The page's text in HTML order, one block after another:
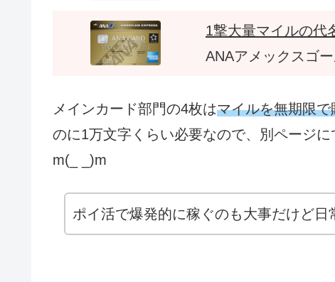
1撃大量マイルの代
ANAアメックスゴ
メインカード部門の4枚はマイルを無期限
のに1万文字くらい必要なので、別ページ
m(_ _)m
ポイ活で爆発的に稼ぐのも大事だけど